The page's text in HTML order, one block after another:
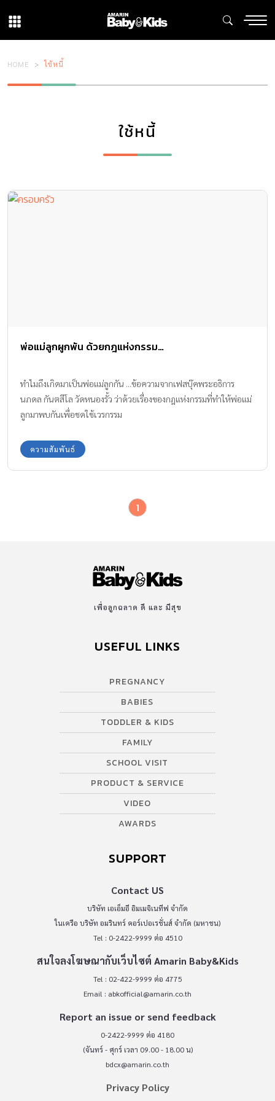
HOME ใช้หนี้
ใช้หนี้
พ่อแม่ลูกผูกพัน ด้วยกฎแห่งกรรม…
ทําไมถึงเกิดมาเป็นพ่อแม่ลูกกัน ...ข้อความจากเฟสบุ๊คพระอธิการ
นภดล กันตสีโล วัดหนองรั้ว ว่าด้วยเรื่องของกฎแห่งกรรมที่ทำให้พ่อแม่
ลูกมาพบกันเพื่อชดใช้เวรกรรม
ความสัมพันธ์
1
เพื่อลูกฉลาด ดี และ มีสุข
USEFUL LINKS
PREGNANCY
BABIES
TODDLER & KIDS
FAMILY
SCHOOL VISIT
PRODUCT & SERVICE
VIDEO
AWARDS
SUPPORT
Contact US
บริษัท เอเอ็มอี อิมเมจิเนทีฟ จำกัด
ในเครือ บริษัท อมรินทร์ คอร์เปอเรชั่นส์ จำกัด (มหาชน)
Tel : 0-2422-9999 ต่อ 4510
สนใจลงโฆษณากับเว็บไซต์ Amarin Baby&Kids
Tel : 02-422-9999 ต่อ 4775
Email : abkofficial@amarin.co.th
Report an issue or send feedback
0-2422-9999 ต่อ 4180
(จันทร์ - ศุกร์ เวลา 09.00 - 18.00 น)
bdcx@amarin.co.th
Privacy Policy